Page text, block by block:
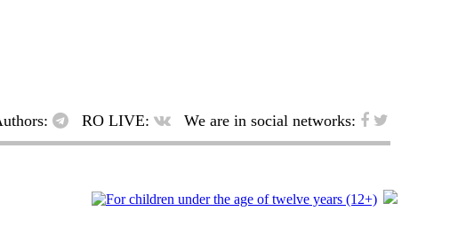
RO LIVE: We are in social networks: